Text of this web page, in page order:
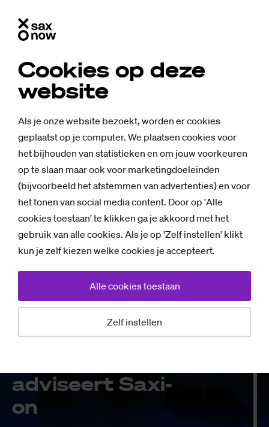
Cookies op deze
website
Als je onze website bezoekt, worden er cookies
geplaatst op je computer. We plaatsen cookies voor
het bijhouden van statistieken en om jouw voorkeuren
op te slaan maar ook voor marketingdoeleinden
(bijvoorbeeld het afstemmen van advertenties) en voor
het tonen van social media content. Door op 'Alle
cookies toestaan' te klikken ga je akkoord met het
gebruik van alle cookies. Als je op 'Zelf instellen' klikt
kun je zelf kiezen welke cookies je accepteert.
Zelf instellen
Alle cookies toestaan
Nieuws
Haal Tik­Tok van
ad­vi­seert Saxi­
on